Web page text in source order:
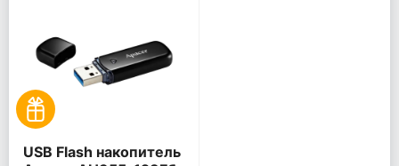
USB Flash накопитель